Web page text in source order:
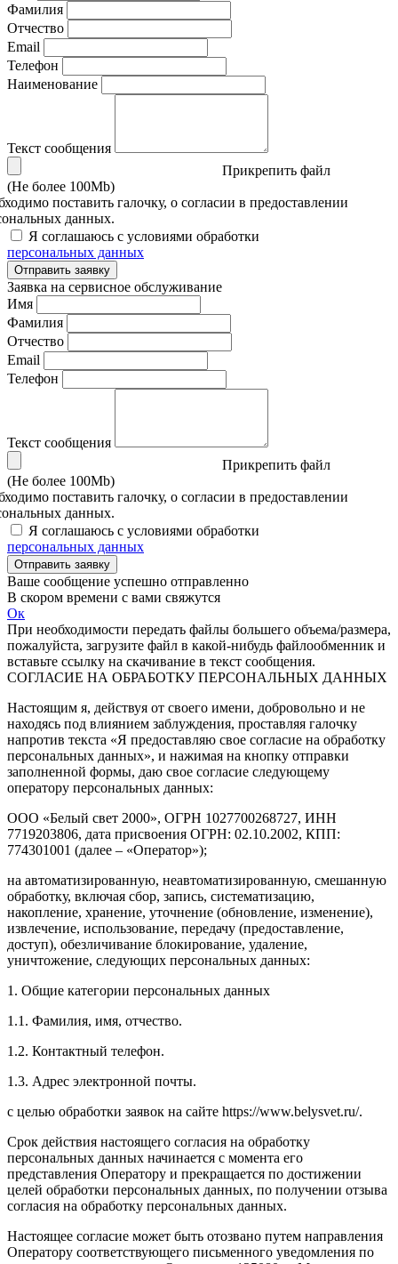
Фамилия
Отчество
Email
Телефон
Наименование
Текст сообщения
Прикрепить файл
(Не более 100Mb)
поставить галочку, о согласии в предоставлении
данных.
Я соглашаюсь с условиями обработки
персональных данных
Отправить заявку
Заявка на сервисное обслуживание
Имя
Фамилия
Отчество
Email
Телефон
Текст сообщения
Прикрепить файл
(Не более 100Mb)
поставить галочку, о согласии в предоставлении
данных.
Я соглашаюсь с условиями обработки
персональных данных
Отправить заявку
Ваше сообщение успешно отправленно
В скором времени с вами свяжутся
Ок
При необходимости передать файлы большего объема/размера,
пожалуйста, загрузите файл в какой-нибудь файлообменник и
вставьте ссылку на скачивание в текст сообщения.
СОГЛАСИЕ НА ОБРАБОТКУ ПЕРСОНАЛЬНЫХ ДАННЫХ
Настоящим я, действуя от своего имени, добровольно и не
находясь под влиянием заблуждения, проставляя галочку
напротив текста «Я предоставляю свое согласие на обработку
персональных данных», и нажимая на кнопку отправки
заполненной формы, даю свое согласие следующему
оператору персональных данных:
ООО «Белый свет 2000», ОГРН 1027700268727, ИНН
7719203806, дата присвоения ОГРН: 02.10.2002, КПП:
774301001 (далее – «Оператор»);
на автоматизированную, неавтоматизированную, смешанную
обработку, включая сбор, запись, систематизацию,
накопление, хранение, уточнение (обновление, изменение),
извлечение, использование, передачу (предоставление,
доступ), обезличивание блокирование, удаление,
уничтожение, следующих персональных данных:
1. Общие категории персональных данных
1.1. Фамилия, имя, отчество.
1.2. Контактный телефон.
1.3. Адрес электронной почты.
с целью обработки заявок на сайте https://www.belysvet.ru/.
Срок действия настоящего согласия на обработку
персональных данных начинается с момента его
представления Оператору и прекращается по достижении
целей обработки персональных данных, по получении отзыва
согласия на обработку персональных данных.
Настоящее согласие может быть отозвано путем направления
Оператору соответствующего письменного уведомления по